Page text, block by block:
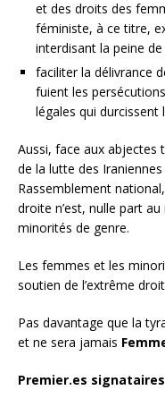
et des droits des
féministe, à ce titre,
interdisant la peine
faciliter la délivrance
fuient les
légales qui durcissent
Aussi, face aux abjectes
de la lutte des
Rassemblement
droite n’est, nulle part
minorités de genre.
Les femmes et les
soutien de l’extrême
Pas davantage que la
et ne sera jamais
Premier.es signataires